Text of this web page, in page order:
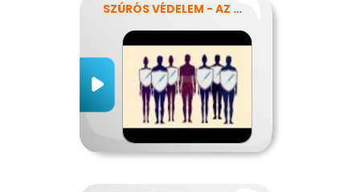
SZÚRÓS VÉDELEM - AZ OLTÁSOKRÓL